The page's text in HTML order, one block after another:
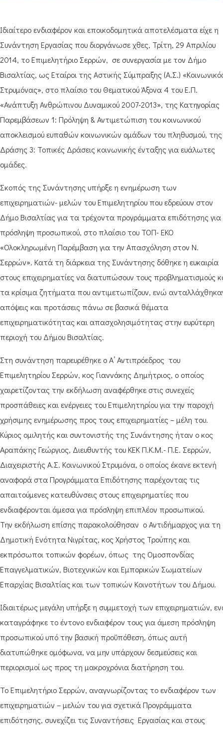
Ιδιαίτερο ενδιαφέρον και εποικοδομητικά αποτελέσματα είχε η
Συνάντηση Εργασίας που διοργάνωσε χθες, Τρίτη, 29 Απριλίου
2014, το Επιμελητήριο Σερρών, σε συνεργασία με τον Δήμο
Βισαλτίας, ως Εταίροι της Αστικής Σύμπραξης (Α.Σ.)
Στρυμόνας», στο πλαίσιο του Θεματικού Άξονα 4 του Ε.Π.
«Ανάπτυξη Ανθρώπινου Δυναμικού 2007-2013», της Κατηγορίας
Παρεμβάσεων 1: Πρόληψη & Αντιμετώπιση του κοινωνικού
αποκλεισμού ευπαθών κοινωνικών ομάδων του πληθυσμού, της
Δράσης 3: Τοπικές Δράσεις κοινωνικής ένταξης για ευάλωτες
ομάδες.
Σκοπός της Συνάντησης υπήρξε η ενημέρωση των
επιχειρηματιών- μελών του Επιμελητηρίου που εδρεύουν στον
Δήμο Βισαλτίας για τα τρέχοντα προγράμματα επιδότησης για
πρόσληψη προσωπικού, στο πλαίσιο του ΤΟΠ- ΕΚΟ
«Ολοκληρωμένη Παρέμβαση για την Απασχόληση στον Ν.
Σερρών». Κατά τη διάρκεια της Συνάντησης δόθηκε η ευκαιρία
στους επιχειρηματίες να διατυπώσουν τους προβληματισμούς
τα κρίσιμα ζητήματα που αντιμετωπίζουν, ενώ
απόψεις και προτάσεις πάνω σε βασικά θέματα
επιχειρηματικότητας και απασχολησιμότητας στην ευρύτερη
περιοχή του Δήμου Βισαλτίας.
Στη συνάντηση παρευρέθηκε ο Α’ Αντιπρόεδρος του
Επιμελητηρίου Σερρών, κος Γιαννάκης Δημήτριος, ο οποίος
χαιρετίζοντας την εκδήλωση αναφέρθηκε στις συνεχείς
προσπάθειες και ενέργειες του Επιμελητηρίου για την παροχή
χρήσιμης ενημέρωσης προς τους επιχειρηματίες – μέλη του.
Κύριος ομιλητής και συντονιστής της Συνάντησης ήταν ο κος
Αραπάκης Γεώργιος, Διευθυντής του ΚΕΚ Π.Κ.Μ.- Π.Ε. Σερρών,
Διαχειριστής Α.Σ. Κοινωνικού Στρυμόνα, ο οποίος έκανε εκτενή
αναφορά στα Προγράμματα Επιδότησης παρέχοντας τις
απαιτούμενες κατευθύνσεις στους επιχειρηματίες που
ενδιαφέρονται άμεσα για πρόσληψη επιπλέον προσωπικού.
Την εκδήλωση επίσης παρακολούθησαν ο Αντιδήμαρχος για τη
Δημοτική Ενότητα Νιγρίτας, κος Χρήστος Τρούπης και
εκπρόσωποι τοπικών φορέων, όπως της Ομοσπονδίας
Επαγγελματικών, Βιοτεχνικών και Εμπορικών Σωματείων
Επαρχίας Βισαλτίας και των τοπικών Κοινοτήτων του Δήμου.
Ιδιαιτέρως μεγάλη υπήρξε η συμμετοχή των επιχειρηματιών,
καταγράφηκε το έντονο ενδιαφέρον τους για άμεση πρόσληψη
προσωπικού υπό την βασική προϋπόθεση, όπως αυτή
διατυπώθηκε ομόφωνα, να μην υπάρχουν δεσμεύσεις και
περιορισμοί ως προς τη μακροχρόνια διατήρηση του.
Το Επιμελητήριο Σερρών, αναγνωρίζοντας το ενδιαφέρον των
επιχειρηματιών – μελών του για σχετικά Προγράμματα
επιδότησης, συνεχίζει τις Συναντήσεις Εργασίας και στους